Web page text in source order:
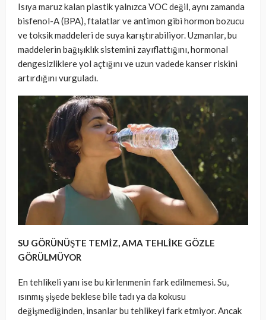
Isıya maruz kalan plastik yalnızca VOC değil, aynı zamanda
bisfenol-A (BPA), ftalatlar ve antimon gibi hormon bozucu
ve toksik maddeleri de suya karıştırabiliyor. Uzmanlar, bu
maddelerin bağışıklık sistemini zayıflattığını, hormonal
dengesizliklere yol açtığını ve uzun vadede kanser riskini
artırdığını vurguladı.
SU GÖRÜNÜŞTE TEMİZ, AMA TEHLİKE GÖZLE
GÖRÜLMÜYOR
En tehlikeli yanı ise bu kirlenmenin fark edilmemesi. Su,
ısınmış şişede beklese bile tadı ya da kokusu
değişmediğinden, insanlar bu tehlikeyi fark etmiyor. Ancak